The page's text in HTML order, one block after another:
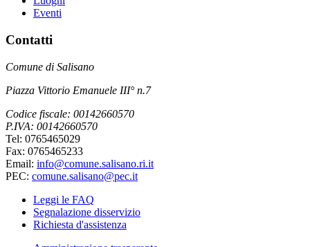
Eventi
Contatti
Comune di Salisano
Piazza Vittorio Emanuele III° n.7
Codice fiscale: 00142660570
P.IVA: 00142660570
Tel: 0765465029
Fax: 0765465233
Email: info@comune.salisano.ri.it
PEC: comune.salisano@pec.it
Leggi le FAQ
Segnalazione disservizio
Richiesta d'assistenza